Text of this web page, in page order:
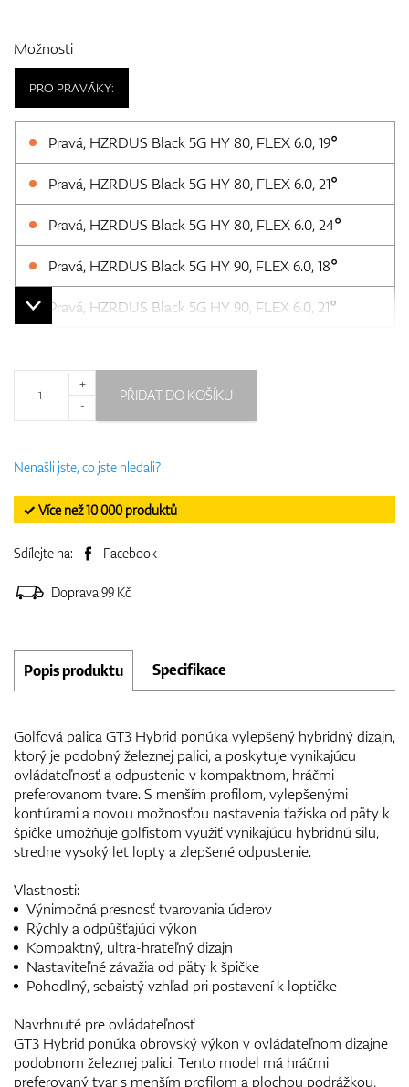
Možnosti
PRO PRAVÁKY:
Pravá, HZRDUS Black 5G HY 80, FLEX 6.0, 19°
Pravá, HZRDUS Black 5G HY 80, FLEX 6.0, 21°
Pravá, HZRDUS Black 5G HY 80, FLEX 6.0, 24°
Pravá, HZRDUS Black 5G HY 90, FLEX 6.0, 18°
Pravá, HZRDUS Black 5G HY 90, FLEX 6.0, 21°
+
-
PŘIDAT DO KOŠÍKU
Nenašli jste, co jste hledali?
✓ Více než 10 000 produktů
Sdílejte na: Facebook
Doprava 99 Kč
Popis produktu Specifikace
Golfová palica GT3 Hybrid ponúka vylepšený hybridný dizajn,
ktorý je podobný železnej palici, a poskytuje vynikajúcu
ovládateľnosť a odpustenie v kompaktnom, hráčmi
preferovanom tvare. S menším profilom, vylepšenými
kontúrami a novou možnosťou nastavenia ťažiska od päty k
špičke umožňuje golfistom využiť vynikajúcu hybridnú silu,
stredne vysoký let lopty a zlepšené odpustenie.
Vlastnosti:
Výnimočná presnosť tvarovania úderov
Rýchly a odpúšťajúci výkon
Kompaktný, ultra-hrateľný dizajn
Nastaviteľné závažia od päty k špičke
Pohodlný, sebaistý vzhľad pri postavení k loptičke
Navrhnuté pre ovládateľnosť
GT3 Hybrid ponúka obrovský výkon v ovládateľnom dizajne
podobnom železnej palici. Tento model má hráčmi
preferovaný tvar s menším profilom a plochou podrážkou,